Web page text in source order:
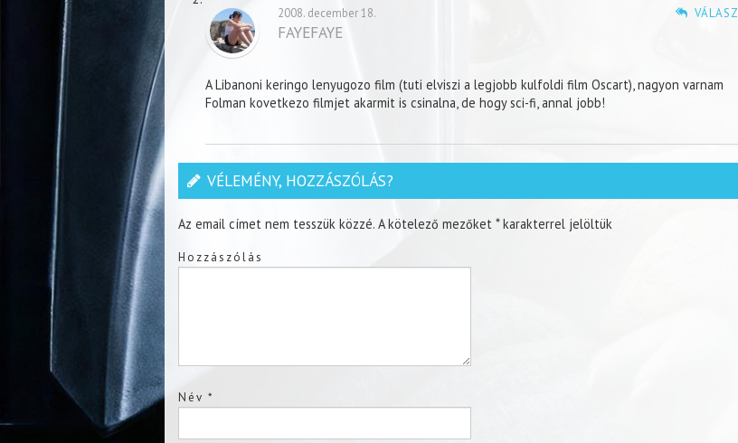
VÁLASZ
2008. december 18.
FAYEFAYE
A Libanoni keringo lenyugozo film (tuti elviszi a legjobb kulfoldi film Oscart), nagyon varnam
Folman kovetkezo filmjet akarmit is csinalna, de hogy sci-fi, annal jobb!
VÉLEMÉNY, HOZZÁSZÓLÁS?
Az email címet nem tesszük közzé. A kötelező mezőket *karakterrel jelöltük
Hozzászólás
Név *